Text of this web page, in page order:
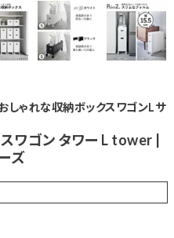
しゃれな収納ボックスワゴンLサ
ワゴン タワー L tower |
ズ